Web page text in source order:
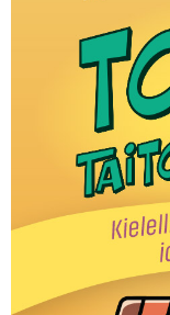
Etkö ole
jäsen?
Liity tästä!